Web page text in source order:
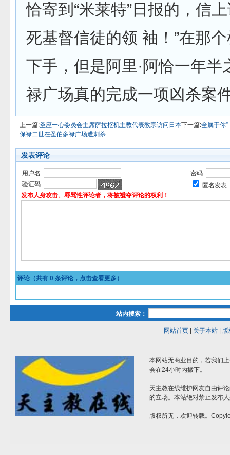
恰寄到“米莱特”日报的，信
死基督信徒的领 袖！”在那
下手，但是阿里·阿恰一年半
禄广场真的完成一项凶杀案
上一篇:圣座一心委员会主席萨拉枢机主教代表教宗访问日本下一篇:全属于你
保禄二世在圣伯多禄广场遭刺杀
发表评论
用户名:
密码:
验证码:
匿名发表
发布人身攻击、辱骂性评论者，将被褫夺评论的权利！
评论（共有 0 条评论，点击查看更多）
站内搜索：
网站首页| 关于本站| 版
本网站无商业目的，若我们
会在24小时内撤下。
天主教在线维护网友自由评
的立场。本站绝对禁止发布
版权所无，欢迎转载。